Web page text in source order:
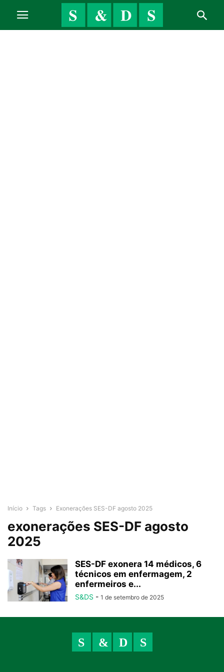
Início Tags Exonerações SES-DF agosto 2025
exonerações SES-DF agosto
2025
SES-DF exonera 14 médicos, 6
técnicos em enfermagem, 2
enfermeiros e...
S&DS - 1 de setembro de 2025